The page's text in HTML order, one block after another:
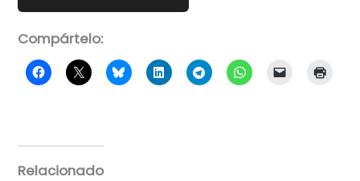
Compártelo:
Relacionado